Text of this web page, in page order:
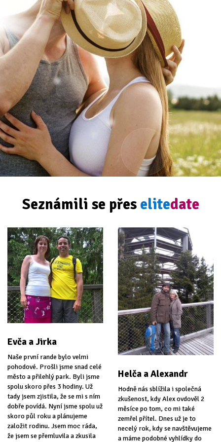
Seznámili se přes elitedate
Evča a Jirka
Naše první rande bylo velmi
pohodové. Prošli jsme snad celé
město a přilehlý park. Byli jsme
spolu skoro přes 3 hodiny. Už
tady jsem zjistila, že se mi s ním
dobře povídá. Nyní jsme spolu už
skoro půl roku a plánujeme
založit rodinu. Jsem moc ráda,
že jsem se přemluvila a zkusila
Helča a Alexandr
Hodně nás sblížila i společná
zkušenost, kdy Alex ovdověl 2
měsíce po tom, co mi také
zemřel přítel. Dnes už je to
necelý rok, kdy se navštěvujeme
a máme podobné vyhlídky do